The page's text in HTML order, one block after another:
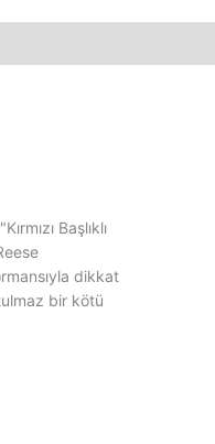
Başlıklı
dikkat
bir kötü